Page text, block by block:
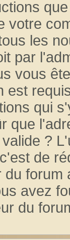
votre
les
par
vous
est
qui
que
?
de
du
avez
du